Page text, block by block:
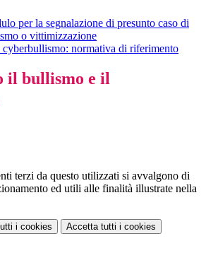
per la segnalazione di presunto caso di
o vittimizzazione
normativa di riferimento
il bullismo e il
terzi da questo utilizzati si avvalgono di
ed utili alle finalità illustrate nella
i cookies Accetta tutti i cookies